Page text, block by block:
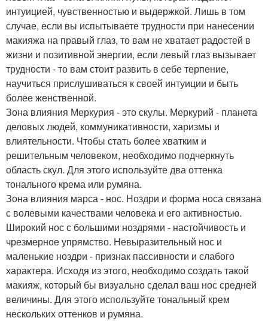
интуицией, чувственностью и выдержкой. Лишь в том
случае, если вы испытываете трудности при нанесении
макияжа на правый глаз, то вам не хватает радостей в
жизни и позитивной энергии, если левый глаз вызывает
трудности - то вам стоит развить в себе терпение,
научиться прислушиваться к своей интуиции и быть
более женственной.
Зона влияния Меркурия - это скулы. Меркурий - планета
деловых людей, коммуникативности, харизмы и
влиятельности. Чтобы стать более хватким и
решительным человеком, необходимо подчеркнуть
область скул. Для этого используйте два оттенка
тонального крема или румяна.
Зона влияния марса - нос. Ноздри и форма носа связана
с волевыми качествами человека и его активностью.
Широкий нос с большими ноздрями - настойчивость и
чрезмерное упрямство. Невыразительный нос и
маленькие ноздри - признак пассивности и слабого
характера. Исходя из этого, необходимо создать такой
макияж, который бы визуально сделал ваш нос средней
величины. Для этого используйте тональный крем
нескольких оттенков и румяна.